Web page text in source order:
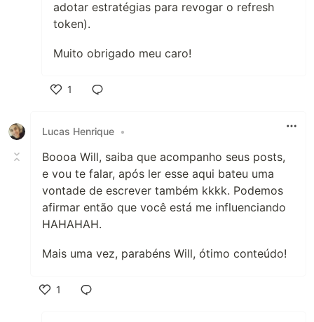
adotar estratégias para revogar o refresh
token).
Muito obrigado meu caro!
1
Lucas Henrique •
Boooa Will, saiba que acompanho seus posts,
e vou te falar, após ler esse aqui bateu uma
vontade de escrever também kkkk. Podemos
afirmar então que você está me influenciando
HAHAHAH.
Mais uma vez, parabéns Will, ótimo conteúdo!
1